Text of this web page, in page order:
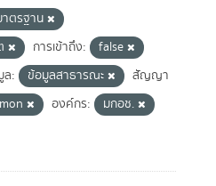
ตรฐาน
การเข้าถึง:
false
ล:
ข้อมูลสาธารณะ
สัญญา
องค์กร:
มกอช.